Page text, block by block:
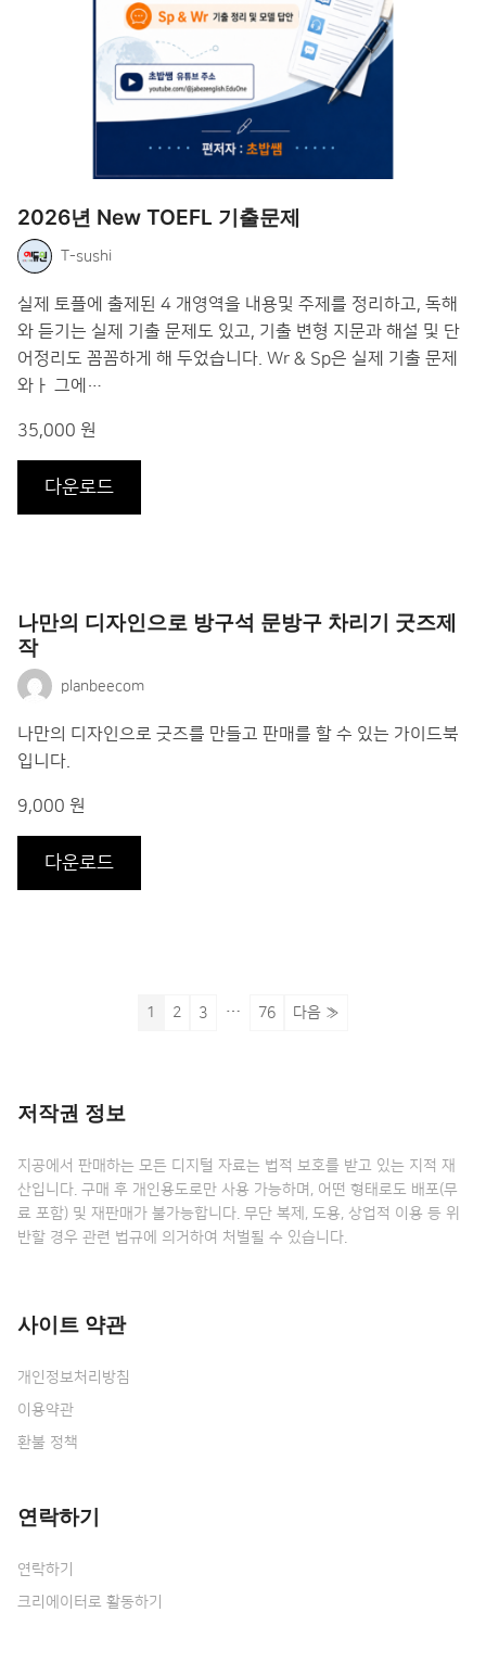
2026년 New TOEFL 기출문제
T-sushi
실제 토플에 출제된 4 개영역을 내용및 주제를 정리하고, 독해
와 듣기는 실제 기출 문제도 있고, 기출 변형 지문과 해설 및 단
어정리도 꼼꼼하게 해 두었습니다. Wr & Sp은 실제 기출 문제
와ㅏ 그에…
35,000 원
다운로드
나만의 디자인으로 방구석 문방구 차리기 굿즈제
작
planbeecom
나만의 디자인으로 굿즈를 만들고 판매를 할 수 있는 가이드북
입니다.
9,000 원
다운로드
1 2 3 … 76 다음 »
저작권 정보
지공에서 판매하는 모든 디지털 자료는 법적 보호를 받고 있는 지적 재
산입니다. 구매 후 개인용도로만 사용 가능하며, 어떤 형태로도 배포(무
료 포함) 및 재판매가 불가능합니다. 무단 복제, 도용, 상업적 이용 등 위
반할 경우 관련 법규에 의거하여 처벌될 수 있습니다.
사이트 약관
개인정보처리방침
이용약관
환불 정책
연락하기
연락하기
크리에이터로 활동하기